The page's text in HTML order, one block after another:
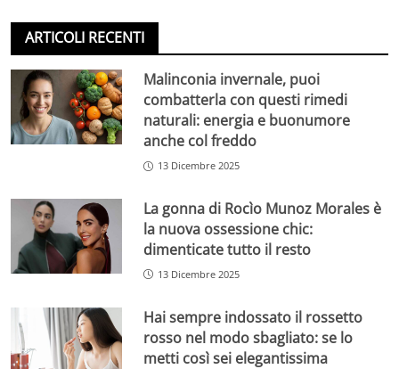
ARTICOLI RECENTI
Malinconia invernale, puoi
combatterla con questi rimedi
naturali: energia e buonumore
anche col freddo
13 Dicembre 2025
La gonna di Rocìo Munoz Morales è
la nuova ossessione chic:
dimenticate tutto il resto
13 Dicembre 2025
Hai sempre indossato il rossetto
rosso nel modo sbagliato: se lo
metti così sei elegantissima